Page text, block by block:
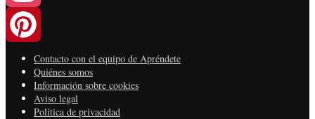
Instagram
PinterestContacto con el equipo de Apréndete
Quiénes somos
Información sobre cookies
Aviso legal
Política de privacidad